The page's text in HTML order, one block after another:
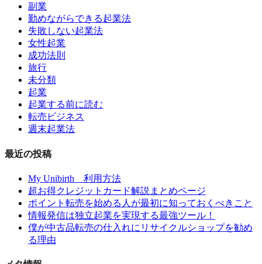
副業
勤めながらできる起業法
失敗しない起業法
女性起業
成功法則
旅行
未分類
起業
起業する前に読む
転売ビジネス
週末起業法
最近の投稿
My Unibirth 利用方法
超お得クレジットカード解説まとめページ
ポイント転売を始める人が最初に知っておくべきこと
情報発信は独立起業を実現する最強ツール！
僕が中古品転売の仕入れにリサイクルショップを勧め
る理由